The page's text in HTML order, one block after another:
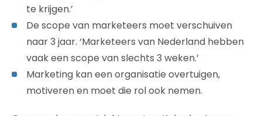
te krijgen.’
De scope van marketeers moet verschuiven
naar 3 jaar. ‘Marketeers van Nederland hebben
vaak een scope van slechts 3 weken.’
Marketing kan een organisatie overtuigen,
motiveren en moet die rol ook nemen.